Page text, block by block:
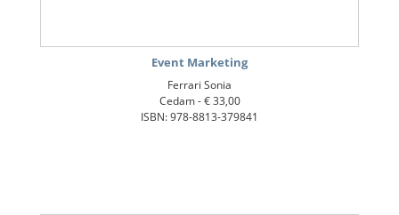
Event Marketing
Ferrari Sonia
Cedam -€ 33,00
ISBN: 978-8813-379841